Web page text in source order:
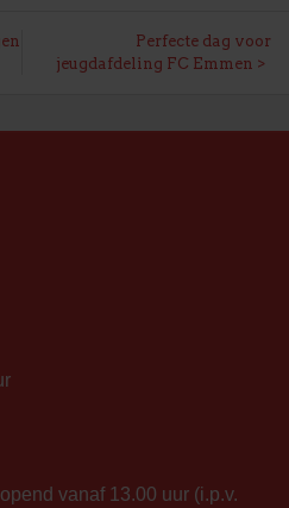
Perfecte dag voor
jeugdafdeling FC Emmen
vanaf 13.00 uur (i.p.v.